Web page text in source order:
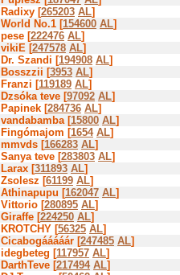
Radixy [265203 AL]
World No.1 [154600 AL]
pese [222476 AL]
vikiE [247578 AL]
Dr. Szandi [194908 AL]
Bosszzii [3953 AL]
Franzi [119189 AL]
Dzsóka teve [97092 AL]
Papinek [284736 AL]
vandabamba [15800 AL]
Fingómajom [1654 AL]
mmvds [166283 AL]
Sanya teve [283803 AL]
Larax [311893 AL]
Zsolesz [61199 AL]
Athinapupu [162047 AL]
Vittorio [280895 AL]
Giraffe [224250 AL]
KROTCHY [56325 AL]
Cicabogááááár [247485 AL]
idegbeteg [117957 AL]
DarthTeve [217494 AL]